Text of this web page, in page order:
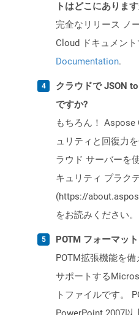
トはどこにありま
完全なリリース ノ
Cloud ドキュメント
Documentation.
クラウドで JSON
ですか?
もちろん！
ュリティと回復力
ラウド サーバーを
キュリティ プラク
(https://
をお読みください。
POTM フォーマッ
POTM拡張機能を
サポートする
トファイルです。